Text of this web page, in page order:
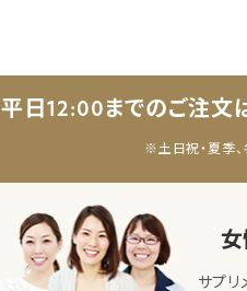
平日12:00までのご注文
※土日祝・夏季
女
サプリ